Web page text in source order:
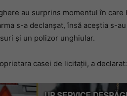
au surprins momentul în
s-a declanșat, însă aceștia s-
și un polizor unghiular.
casei de licitații, a declarat: